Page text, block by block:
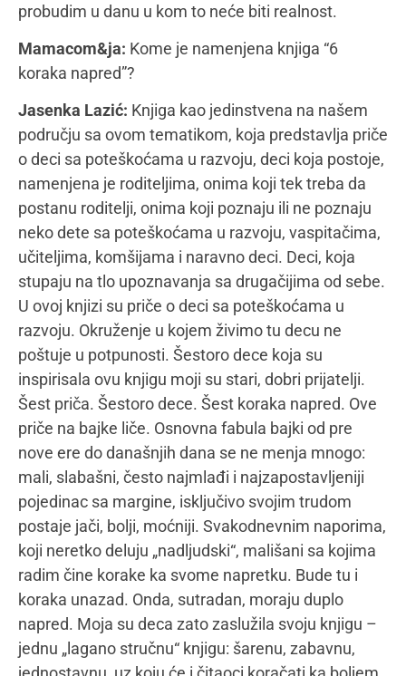
nove ere do današnjih dana se ne menja mnogo:
mali, slabašni, često najmlađi i najzapostavljeniji
pojedinac sa margine, isključivo svojim trudom
koji neretko deluju „nadljudski“, mališani sa kojima
radim čine korake ka svome napretku. Bude tu i
koraka unazad. Onda, sutradan, moraju duplo
napred. Moja su deca zato zaslužila svoju knjigu –
jednu „lagano stručnu“ knjigu: šarenu, zabavnu,
jednostavnu, uz koju će i čitaoci koračati ka boljem
upoznavanju i razumevanju dece sa razvojnim
smetnjama i njihovih unutračnjih svetova.
Mamacom&ja:Šta ne pomaže, a neretko se
ponavlja, porodici dece sa poteškoćama u razvoju?
Jasenka Lazić:Rekla bih da je to definitivno
izostanak stručnog, edukovanog kadra na svim
nivoima. Možda možemo da ćutimo o tome, ali to
neće promeniti činjenicu nedostatka stručnog
kadra od prvog nivoa sa kojim se porodica susreće,
a to je primarna zdravstvena zaštita, pa nadalje,
preko prvog vršnjačkog kolektiva za dete i dalje.
Meni je neverovatno da je danas situacija ista kao
pre recimo 10 godina i da se u tom smislu ništa ne
menja. Ljudi koji se prvi susreću sa porodicama i
dalje ne umeju i ne znaju da prepoznaju potencijalni
problem u startu i sistem podrške za porodice i